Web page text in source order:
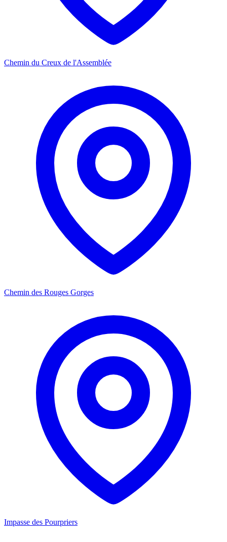
Chemin du Creux de l'Assemblée
Chemin des Rouges Gorges
Impasse des Pourpriers